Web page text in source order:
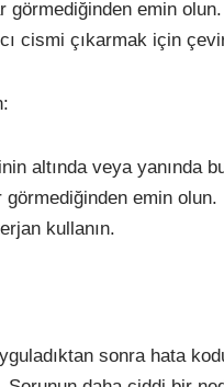
görmediğinden emin olun.
cismi çıkarmak için
altında veya yanında
görmediğinden emin olun.
kullanın.
sonra hata